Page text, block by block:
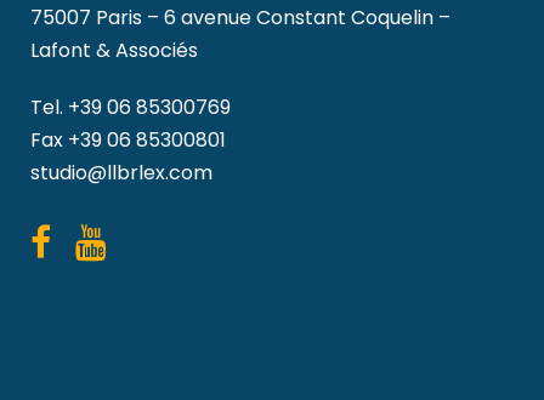
75007 Paris – 6 avenue Constant Coquelin –
Lafont & Associés
Tel. +39 06 85300769
Fax +39 06 85300801
studio@llbrlex.com